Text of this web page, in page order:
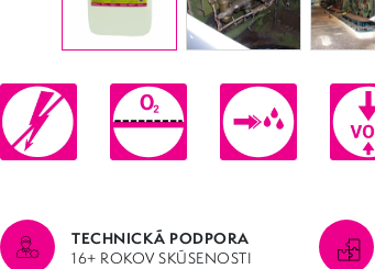
TECHNICKÁ PODPORA
16+ ROKOV SKÚSENOSTI